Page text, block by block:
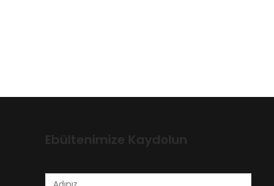
Ebültenimize Kaydolun